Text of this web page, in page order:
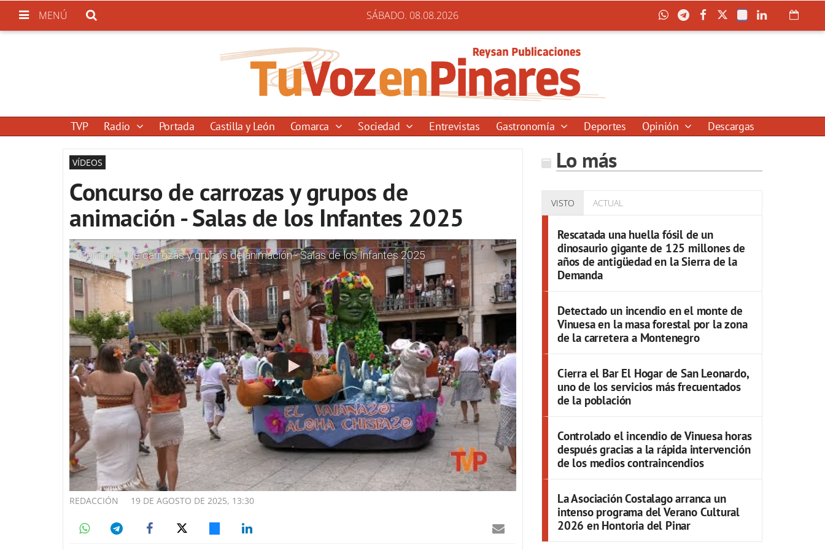
MENÚ SÁBADO. 08.08.2026
TVP Radio Portada Castilla y León Comarca Sociedad Entrevistas Gastronomía Deportes Opinión Descargas
VÍDEOS
Concurso de carrozas y grupos de
animación - Salas de los Infantes 2025
Concurso de carrozas y grupos de animación - Salas de los Infantes 2025
19 DE AGOSTO DE 2025, 13:30
REDACCIÓN
Lo más
VISTO ACTUAL
Rescatada una huella fósil de un
dinosaurio gigante de 125 millones de
años de antigüedad en la Sierra de la
Demanda
Detectado un incendio en el monte de
Vinuesa en la masa forestal por la zona
de la carretera a Montenegro
Cierra el Bar El Hogar de San Leonardo,
uno de los servicios más frecuentados
de la población
Controlado el incendio de Vinuesa horas
después gracias a la rápida intervención
de los medios contraincendios
La Asociación Costalago arranca un
intenso programa del Verano Cultural
2026 en Hontoria del Pinar